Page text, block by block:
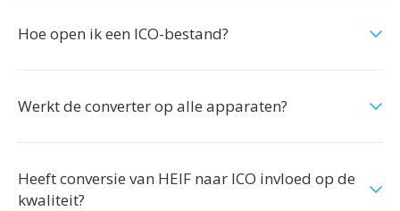
Hoe open ik een ICO-bestand?
Werkt de converter op alle apparaten?
Heeft conversie van HEIF naar ICO invloed op de
kwaliteit?